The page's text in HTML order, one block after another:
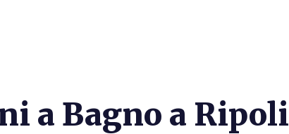
a Bagno a Ripoli